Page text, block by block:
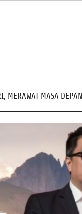
MERAWAT MASA DEPAN